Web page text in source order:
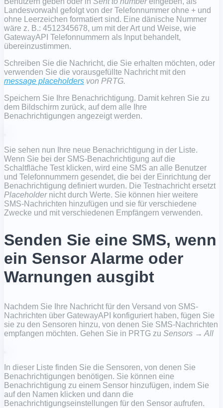
Landesvorwahl gefolgt von der Telefonnummer ohne + und
ohne Leerzeichen formatiert sind. Eine dänische Nummer
wäre z. B.: 4512345678, um mit der Art und Weise, wie
GatewayAPI Telefonnummern als Input behandelt,
übereinzustimmen.
Schreiben Sie die Nachricht, die Sie erhalten möchten, oder
verwenden Sie die vorausgefüllte Nachricht mit den
message placeholders von PRTG.
Speichern Sie Ihre Benachrichtigung. Damit kehren Sie zu
dem Bildschirm zurück, auf dem alle Ihre
Benachrichtigungen angezeigt werden.
Sie sehen nun Ihre neue Benachrichtigung in der Liste.
Wenn Sie bei der SMS-Benachrichtigung auf die
Schaltfläche Test klicken, wird eine SMS an alle Benutzer
und Telefonnummern gesendet, die bei der Einrichtung der
Benachrichtigung definiert wurden. Die Testnachricht ersetzt
Placeholdernicht durch Werte. Sie können hier weitere
SMS-Nachrichten hinzufügen und sie für verschiedene
Zwecke und mit verschiedenen Empfängern verwenden.
Senden Sie eine SMS, wenn
ein Sensor Alarme oder
Warnungen ausgibt
Nachdem Sie Ihre Nachricht für den Versand von SMS-
Nachrichten über GatewayAPI konfiguriert haben, fügen Sie
sie zu den Sensoren hinzu, von denen Sie SMS-Nachrichten
empfangen möchten. Gehen Sie in PRTG zu Sensors → All
In dieser Liste finden Sie die Sensoren, von denen Sie
Benachrichtigungen benötigen. Sie können eine
Benachrichtigung zu einem Sensor hinzufügen, indem Sie
auf den Namen klicken und dann die
Benachrichtigungseinstellungen für den Sensor aufrufen.